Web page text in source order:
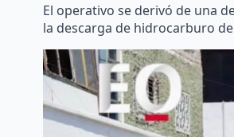
El operativo se derivó de una
la descarga de hidrocarburo